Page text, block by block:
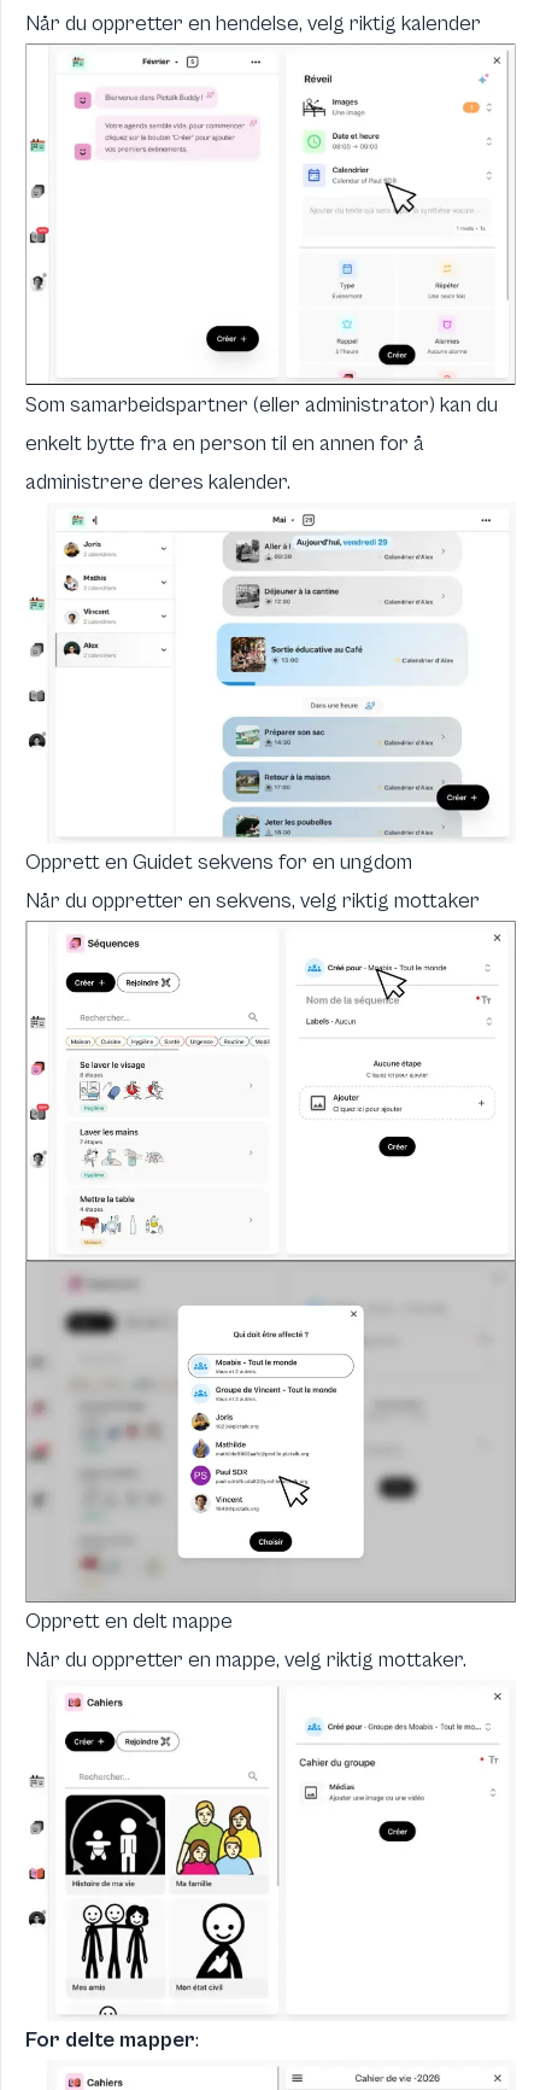
Når du oppretter en hendelse, velg riktig kalender
Som samarbeidspartner (eller administrator) kan du
enkelt bytte fra en person til en annen for å
administrere deres kalender.
Opprett en Guidet sekvens for en ungdom
Når du oppretter en sekvens, velg riktig mottaker
Opprett en delt mappe
Når du oppretter en mappe, velg riktig mottaker.
For delte mapper: